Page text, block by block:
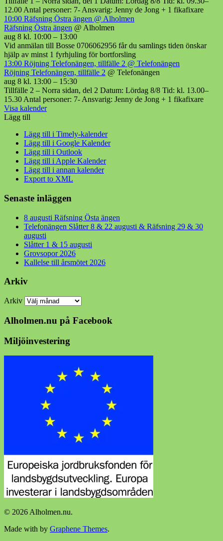
12.00 Antal personer: 7- Ansvarig: Jenny de Jong + 1 fikafixare
10:00 Räfsning Östra ängen @ Alholmen
Räfsning Östra ängen @ Alholmen
aug 8 kl. 10:00 – 13:00
Vid anmälan till Bosse 0706062956 får du samlings tiden önskar
hjälp av minst 1 fyrhjuling för bortforsling
13:00 Röjning Telefonängen, tillfälle 2 @ Telefonängen
Röjning Telefonängen, tillfälle 2 @ Telefonängen
aug 8 kl. 13:00 – 15:30
Tillfälle 2 – Norra sidan, del 2 Datum: Lördag 8/8 Tid: kl. 13.00–
15.30 Antal personer: 7- Ansvarig: Jenny de Jong + 1 fikafixare
Visa kalender
Lägg till
Lägg till i Timely-kalender
Lägg till i Google Kalender
Lägg till i Outlook
Lägg till i Apple Kalender
Lägg till i annan kalender
Export to XML
Senaste inläggen
8 augusti Räfsning Östa ängen
Telefonängen Slåtter 8 & 22 augusti & Räfsning 29 & 30
augusti
Slåtter 1 & 15 augusti
Grovsopor 2026
Kallelse till årsmötet 2026
Arkiv
Arkiv
Alholmen.nu på Facebook
Miljöinvestering
© 2026 Alholmen.nu.
Made with by Graphene Themes.